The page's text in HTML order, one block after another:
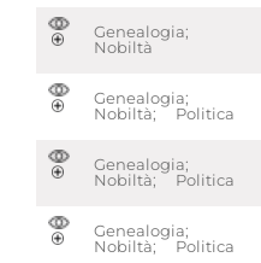
Genealogia;
Nobiltà
Genealogia;
Nobiltà; Politica
Genealogia;
Nobiltà; Politica
Genealogia;
Nobiltà; Politica